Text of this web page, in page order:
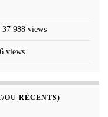
37 988 views
views
OU RÉCENTS)